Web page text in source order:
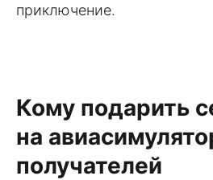
приключение.
Кому подарить
на
получателей